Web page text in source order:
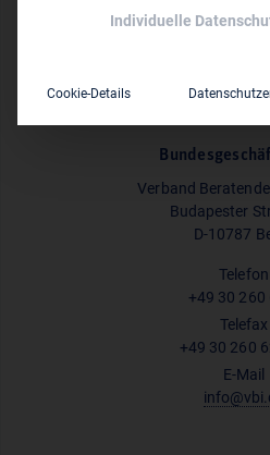
Verband
Budapester
D-10787
Telefon
+49 30 260
Telefax
+49 30 260
E-Mail
Individuelle
Cookie-Details